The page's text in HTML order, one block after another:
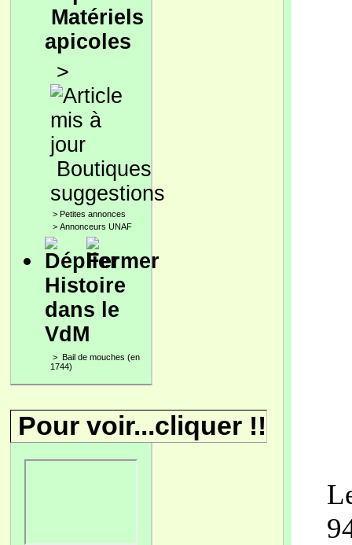
Matériels
apicoles
>
Boutiques
suggestions
> Petites annonces
> Annonceurs UNAF
Histoire
dans le
VdM
> Bail de mouches (en
1744)
Pour voir...cliquer !!